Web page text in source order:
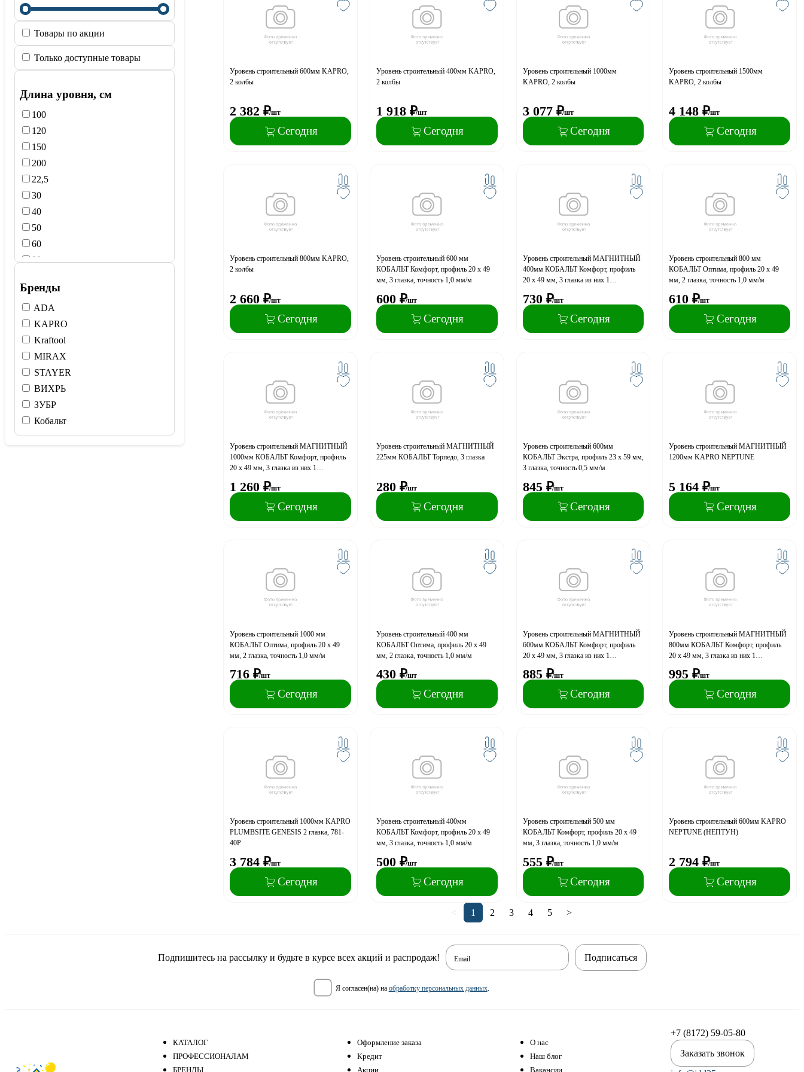
Товары по акции
Только доступные товары
Длина уровня, см
100
120
150
200
22,5
30
40
50
60
80
Бренды
ADA
KAPRO
Kraftool
MIRAX
STAYER
ВИХРЬ
ЗУБР
Кобальт
Уровень строительный 600мм KAPRO,
2 колбы
2 382 ₽/шт
Сегодня
Уровень строительный 400мм KAPRO,
2 колбы
1 918 ₽/шт
Сегодня
Уровень строительный 1000мм
KAPRO, 2 колбы
3 077 ₽/шт
Сегодня
Уровень строительный 1500мм
KAPRO, 2 колбы
4 148 ₽/шт
Сегодня
Уровень строительный 800мм KAPRO,
2 колбы
2 660 ₽/шт
Сегодня
Уровень строительный 600 мм
КОБАЛЬТ Комфорт, профиль 20 x 49
мм, 3 глазка, точность 1,0 мм/м
600 ₽/шт
Сегодня
Уровень строительный МАГНИТНЫЙ
400мм КОБАЛЬТ Комфорт, профиль
20 x 49 мм, 3 глазка из них 1
730 ₽/шт
Сегодня
Уровень строительный 800 мм
КОБАЛЬТ Оптима, профиль 20 x 49
мм, 2 глазка, точность 1,0 мм/м
610 ₽/шт
Сегодня
Уровень строительный МАГНИТНЫЙ
1000мм КОБАЛЬТ Комфорт, профиль
20 x 49 мм, 3 глазка из них 1
1 260 ₽/шт
Сегодня
Уровень строительный МАГНИТНЫЙ
225мм КОБАЛЬТ Торпедо, 3 глазка
280 ₽/шт
Сегодня
Уровень строительный 600мм
КОБАЛЬТ Экстра, профиль 23 x 59 мм,
3 глазка, точность 0,5 мм/м
845 ₽/шт
Сегодня
Уровень строительный МАГНИТНЫЙ
1200мм KAPRO NEPTUNE
5 164 ₽/шт
Сегодня
Уровень строительный 1000 мм
КОБАЛЬТ Оптима, профиль 20 x 49
мм, 2 глазка, точность 1,0 мм/м
716 ₽/шт
Сегодня
Уровень строительный 400 мм
КОБАЛЬТ Оптима, профиль 20 x 49
мм, 2 глазка, точность 1,0 мм/м
430 ₽/шт
Сегодня
Уровень строительный МАГНИТНЫЙ
600мм КОБАЛЬТ Комфорт, профиль
20 x 49 мм, 3 глазка из них 1
885 ₽/шт
Сегодня
Уровень строительный МАГНИТНЫЙ
800мм КОБАЛЬТ Комфорт, профиль
20 x 49 мм, 3 глазка из них 1
995 ₽/шт
Сегодня
Уровень строительный 1000мм KAPRO
PLUMBSITE GENESIS 2 глазка, 781-
40P
3 784 ₽/шт
Сегодня
Уровень строительный 400мм
КОБАЛЬТ Комфорт, профиль 20 x 49
мм, 3 глазка, точность 1,0 мм/м
500 ₽/шт
Сегодня
Уровень строительный 500 мм
КОБАЛЬТ Комфорт, профиль 20 x 49
мм, 3 глазка, точность 1,0 мм/м
555 ₽/шт
Сегодня
Уровень строительный 600мм KAPRO
NEPTUNE (НЕПТУН)
2 794 ₽/шт
Сегодня
< 1 2 3 4 5 >
Подпишитесь на рассылку и будьте в курсе всех акций и распродаж! Email
я согласен(на) на обработку персональных данных.
Подписаться
КАТАЛОГ
ПРОФЕССИОНАЛАМ
БРЕНДЫ
Оформление заказа
Кредит
Акции
О нас
Наш блог
Вакансии
+7 (8172) 59-05-80
Заказать звонок